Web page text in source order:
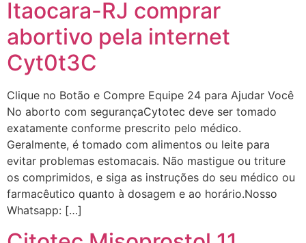
Itaocara-RJ comprar
abortivo pela internet
Cyt0t3C
Clique no Botão e Compre Equipe 24 para Ajudar Você
No aborto com segurançaCytotec deve ser tomado
exatamente conforme prescrito pelo médico.
Geralmente, é tomado com alimentos ou leite para
evitar problemas estomacais. Não mastigue ou triture
os comprimidos, e siga as instruções do seu médico ou
farmacêutico quanto à dosagem e ao horário.Nosso
Whatsapp: […]